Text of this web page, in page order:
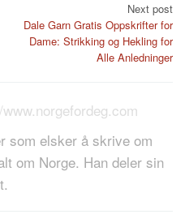
Next post
Dale Garn Gratis Oppskrifter for
Dame: Strikking og Hekling for
Alle Anledninger
som elsker å skrive om
om Norge. Han deler sin